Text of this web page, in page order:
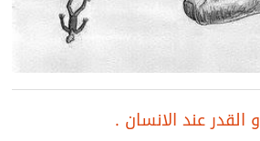
عند الانسان .